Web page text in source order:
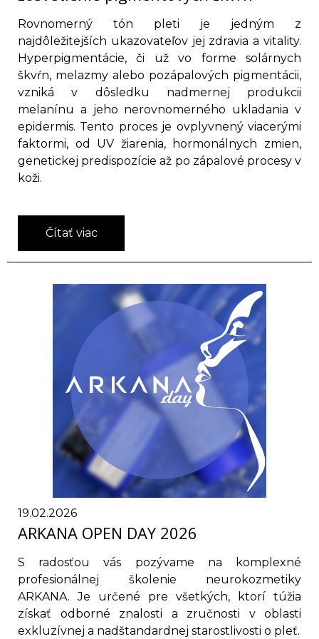
Rovnomerný tón pleti je jedným z
najdôležitejších ukazovateľov jej zdravia a vitality.
Hyperpigmentácie, či už vo forme solárnych
škvŕn, melazmy alebo pozápalových pigmentácii,
vzniká v dôsledku nadmernej produkcii
melanínu a jeho nerovnomerného ukladania v
epidermis. Tento proces je ovplyvnený viacerými
faktormi, od UV žiarenia, hormonálnych zmien,
genetickej predispozície až po zápalové procesy v
koži.
Čítať viac
19.02.2026
ARKANA OPEN DAY 2026
S radosťou vás pozývame na komplexné
profesionálnej školenie neurokozmetiky
ARKANA. Je určené pre všetkých, ktorí túžia
získať odborné znalosti a zručnosti v oblasti
exkluzívnej a nadštandardnej starostlivosti o pleť.